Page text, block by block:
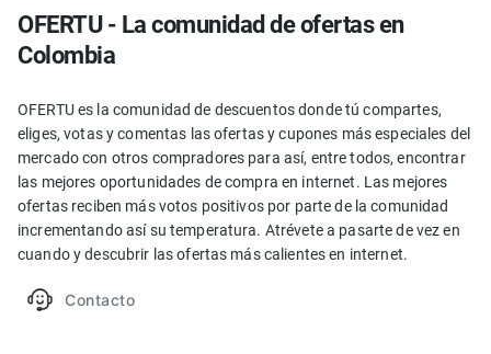
OFERTU - La comunidad de ofertas en
Colombia
OFERTU es la comunidad de descuentos donde tú compartes,
eliges, votas y comentas las ofertas y cupones más especiales del
mercado con otros compradores para así, entre todos, encontrar
las mejores oportunidades de compra en internet. Las mejores
ofertas reciben más votos positivos por parte de la comunidad
incrementando así su temperatura. Atrévete a pasarte de vez en
cuando y descubrir las ofertas más calientes en internet.
Contacto